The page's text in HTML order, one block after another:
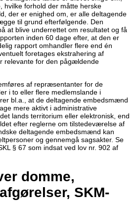
hvilke forhold der måtte herske
der er enighed om, er alle deltagende
til grund efterfølgende. Den
at blive underrettet om resultatet og få
inden 60 dage efter, at den er
rapport omhandler flere end én
foretages ekstrahering af
relevante for den pågældende
af repræsentanter for de
i to eller flere medlemslande i
bl.a., at de deltagende embedsmænd
mere aktivt i administrative
lands territorium eller elektronisk, end
efter reglerne om tilstedeværelse af
deltagende embedsmænd kan
og gennemgå sagsakter. Se
§ 67 som indsat ved lov nr. 902 af
domme,
SKM-